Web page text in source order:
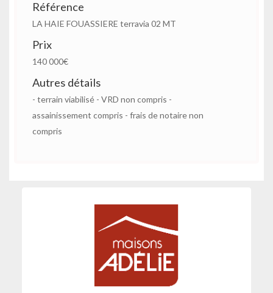
Référence
LA HAIE FOUASSIERE terravia 02 MT
Prix
140 000€
Autres détails
- terrain viabilisé - VRD non compris -
assainissement compris - frais de notaire non
compris